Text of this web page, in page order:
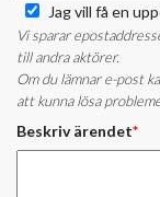
Jag vill få en
Vi sparar
till andra aktörer.
Om du lämnar e-post
att kunna lösa
Beskriv ärendet*